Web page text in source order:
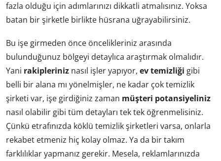
fazla olduğu için adımlarınızı dikkatli atmalısınız. Yoksa
batan bir şirketle birlikte hüsrana uğrayabilirsiniz.
Bu işe girmeden önce öncelikleriniz arasında
bulunduğunuz bölgeyi detaylıca araştırmak olmalıdır.
Yani rakipleriniz nasıl işler yapıyor, ev temizliği gibi
belli bir alana mı yönelmişler, ne kadar çok temizlik
şirketi var, işe girdiğiniz zaman müşteri potansiyeliniz
nasıl olabilir gibi tüm detayları tek tek öğrenmelisiniz.
Çünkü etrafınızda köklü temizlik şirketleri varsa, onlarla
rekabet etmeniz hiç kolay olmaz. Ya da bir takım
farklılıklar yapmanız gerekir. Mesela, reklamlarınızda